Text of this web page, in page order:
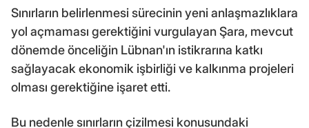
Sınırların belirlenmesi sürecinin yeni anlaşmazlıklara
yol açmaması gerektiğini vurgulayan Şara, mevcut
dönemde önceliğin Lübnan'ın istikrarına katkı
sağlayacak ekonomik işbirliği ve kalkınma projeleri
olması gerektiğine işaret etti.
Bu nedenle sınırların çizilmesi konusundaki